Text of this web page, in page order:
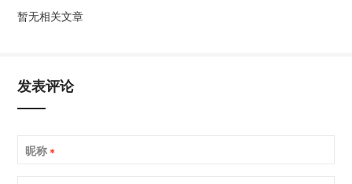
暂无相关文章
发表评论
昵称 *